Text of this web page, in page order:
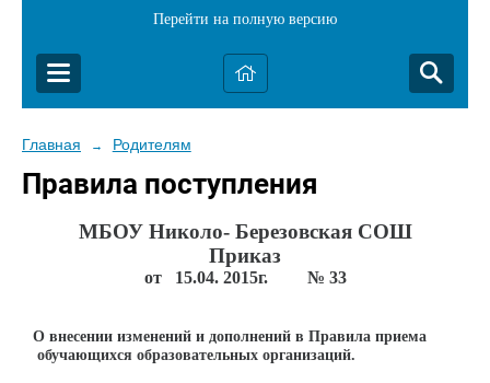
Перейти на полную версию
Главная → Родителям
Правила поступления
МБОУ Николо- Березовская СОШ
Приказ
от 15.04. 2015г. № 33
О внесении изменений и дополнений в Правила приема
обучающихся образовательных организаций.